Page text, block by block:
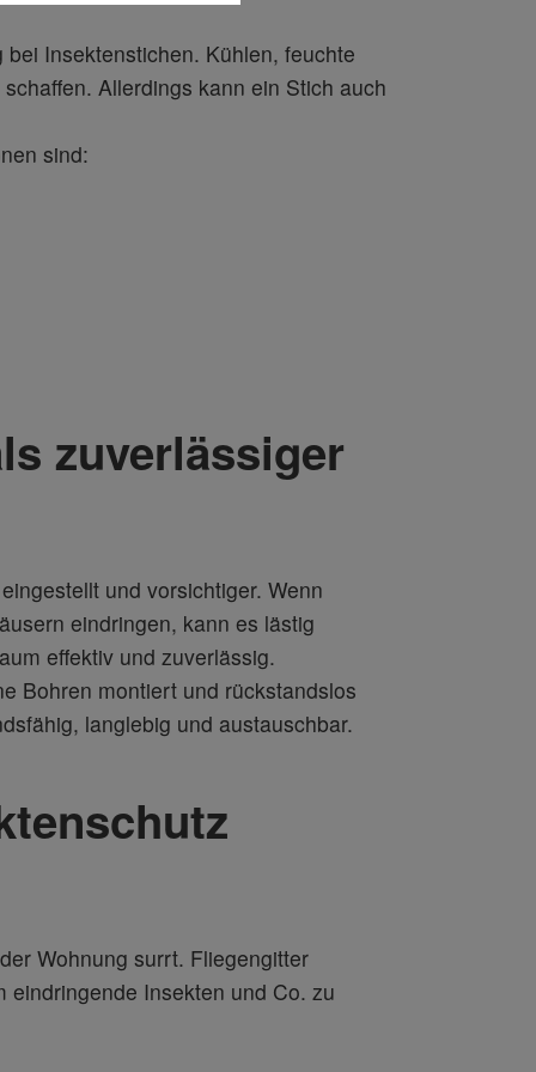
Insektenstichen. Kühlen, feuchte
Allerdings kann ein Stich auch
sind:
zuverlässiger
und vorsichtiger. Wenn
eindringen, kann es lästig
effektiv und zuverlässig.
Bohren montiert und rückstandslos
langlebig und austauschbar.
Wohnung surrt. Fliegengitter
Insekten und Co. zu